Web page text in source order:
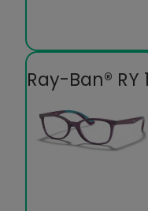
Ray-Ban® RY